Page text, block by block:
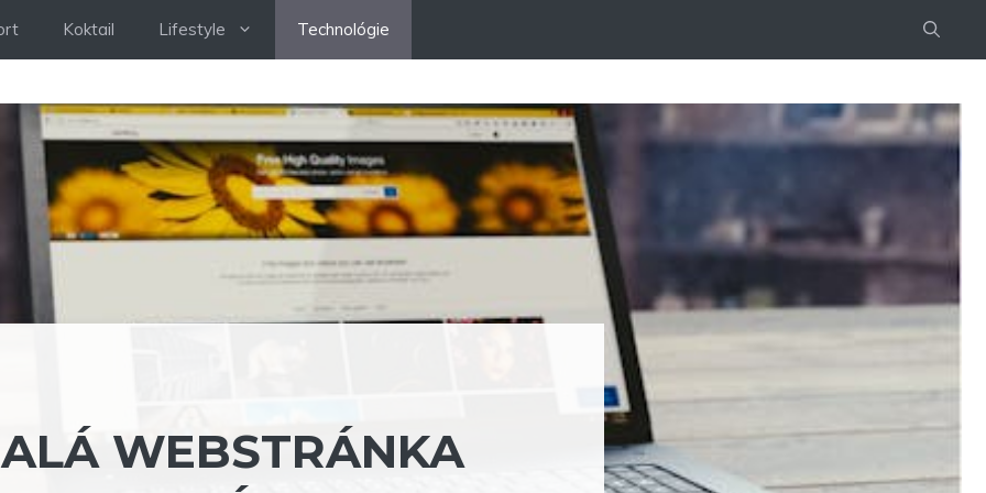
Koktail Lifestyle Technológie
WEBSTRÁNKA